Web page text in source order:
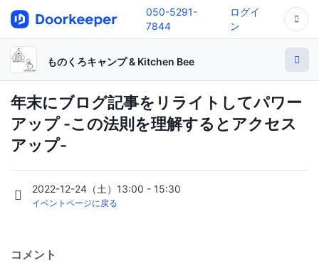
050-5291-
7844
ログイ
ン
ものくろキャンプ & Kitchen Bee
年末にブログ記事をリライトしてパワー
アップ -この法則を理解するとアクセス
アップ-
2022-12-24（土）13:00 - 15:30
イベントページに戻る
コメント